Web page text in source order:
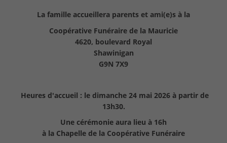
La famille accueillera parents et ami(e)s à la
Coopérative Funéraire de la Mauricie
4620, boulevard Royal
Shawinigan
G9N 7X9
Heures d'accueil : le dimanche 24 mai 2026 à partir de
13h30.
Une cérémonie aura lieu à 16h
à la Chapelle de la Coopérative Funéraire